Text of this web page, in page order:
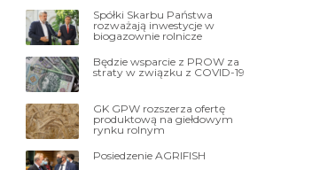
Spółki Skarbu Państwa
rozważają inwestycje w
biogazownie rolnicze
Będzie wsparcie z PROW za
straty w związku z COVID-19
GK GPW rozszerza ofertę
produktową na giełdowym
rynku rolnym
Posiedzenie AGRIFISH